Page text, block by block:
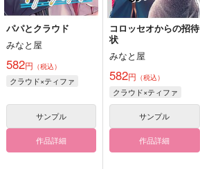
パパとクラウド
みなと屋
582円 （税込）
クラウド×ティファ
サンプル
作品詳細
コロッセオからの招待
状
みなと屋
582円 （税込）
クラウド×ティファ
サンプル
作品詳細